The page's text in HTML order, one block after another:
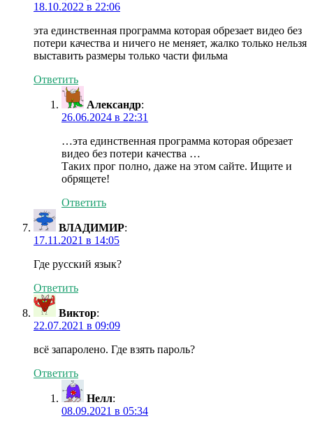
18.10.2022 в 22:06
эта единственная программа которая обрезает видео без
потери качества и ничего не меняет, жалко только нельзя
выставить размеры только части фильма
Ответить
Александр:
26.06.2024 в 22:31
…эта единственная программа которая обрезает
видео без потери качества …
Таких прог полно, даже на этом сайте. Ищите и
обрящете!
Ответить
ВЛАДИМИР:
17.11.2021 в 14:05
Где русский язык?
Ответить
Виктор:
22.07.2021 в 09:09
всё запаролено. Где взять пароль?
Ответить
Нелл:
08.09.2021 в 05:34